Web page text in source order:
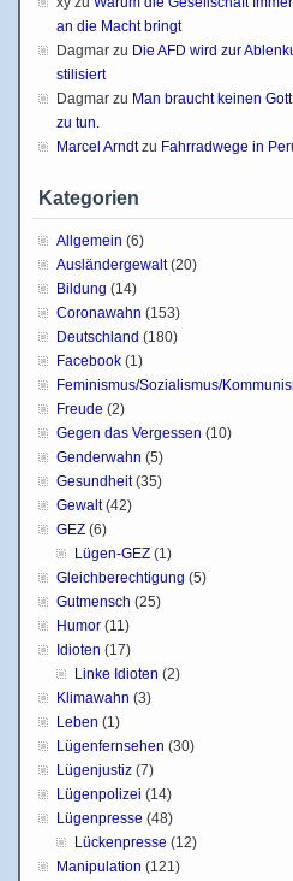
an die Macht bringt
Dagmar zu Die AFD wird zur
stilisiert
Dagmar zu Man braucht keinen
zu tun.
Marcel Arndtzu Fahrradwege in
Kategorien
Allgemein (6)
Ausländergewalt(20)
Bildung (14)
Coronawahn (153)
Deutschland (180)
Facebook (1)
Feminismus/Sozialismus/
Freude (2)
Gegen das Vergessen (10)
Genderwahn (5)
Gesundheit(35)
Gewalt(42)
GEZ (6)
Lügen-GEZ (1)
Gleichberechtigung (5)
Gutmensch (25)
Humor (11)
Idioten (17)
Linke Idioten (2)
Klimawahn (3)
Leben (1)
Lügenfernsehen (30)
Lügenjustiz (7)
Lügenpolizei (14)
Lügenpresse (48)
Lückenpresse (12)
Manipulation (121)